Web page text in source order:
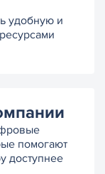
удобную и
помогают
доступнее